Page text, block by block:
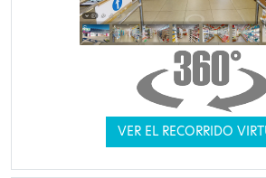
VER EL RECORRIDO